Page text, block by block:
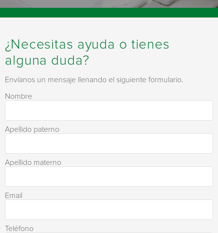
¿Necesitas ayuda o tienes
alguna duda?
Envíanos un mensaje llenando el siguiente formulario.
Nombre
Apellido paterno
Apellido materno
Email
Teléfono